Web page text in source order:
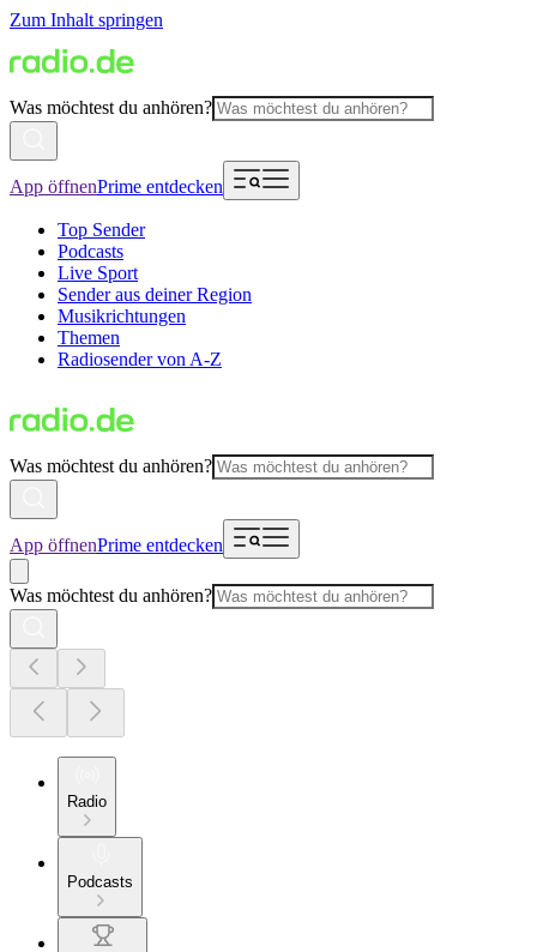
Zum Inhalt springen
Was möchtest du anhören?
App öffnenPrime entdecken
Top Sender
Podcasts
Live Sport
Sender aus deiner Region
Musikrichtungen
Themen
Radiosender von A-Z
Was möchtest du anhören?
App öffnenPrime entdecken
Was möchtest du anhören?
Radio
Podcasts